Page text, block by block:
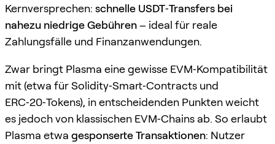
Kernversprechen: schnelle USDT‑Transfers bei
nahezu niedrige Gebühren– ideal für reale
Zahlungsfälle und Finanzanwendungen.
Zwar bringt Plasma eine gewisse EVM‑Kompatibilität
mit (etwa für Solidity‑Smart‑Contracts und
ERC‑20‑Tokens), in entscheidenden Punkten weicht
es jedoch von klassischen EVM‑Chains ab. So erlaubt
Plasma etwa gesponserte Transaktionen: Nutzer